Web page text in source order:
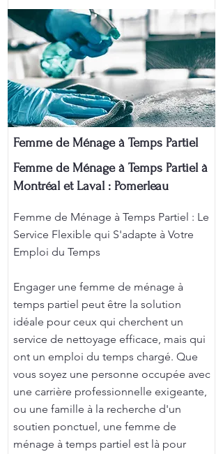
Femme de Ménage à Temps Partiel
Femme de Ménage à Temps Partiel à
Montréal et Laval : Pomerleau
Femme de Ménage à Temps Partiel : Le
Service Flexible qui S'adapte à Votre
Emploi du Temps
Engager une femme de ménage à
temps partiel peut être la solution
idéale pour ceux qui cherchent un
service de nettoyage efficace, mais qui
ont un emploi du temps chargé. Que
vous soyez une personne occupée avec
une carrière professionnelle exigeante,
ou une famille à la recherche d'un
soutien ponctuel, une femme de
ménage à temps partiel est là pour